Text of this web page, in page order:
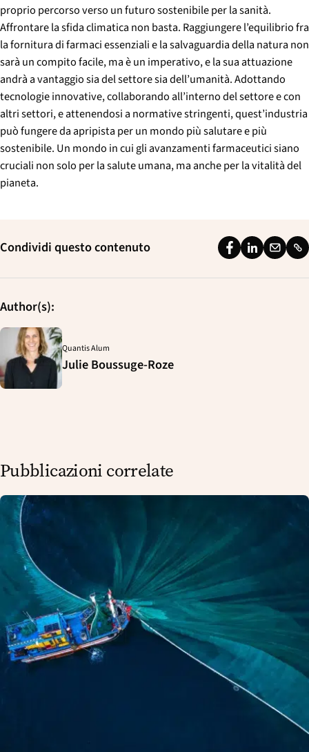
proprio percorso verso un futuro sostenibile per la sanità.
Affrontare la sfida climatica non basta. Raggiungere l’equilibrio fra
la fornitura di farmaci essenziali e la salvaguardia della natura non
sarà un compito facile, ma è un imperativo, e la sua attuazione
andrà a vantaggio sia del settore sia dell’umanità. Adottando
tecnologie innovative, collaborando all’interno del settore e con
altri settori, e attenendosi a normative stringenti, quest’industria
può fungere da apripista per un mondo più salutare e più
sostenibile. Un mondo in cui gli avanzamenti farmaceutici siano
cruciali non solo per la salute umana, ma anche per la vitalità del
pianeta.
Condividi questo contenuto
F
a
L
i
E
m
L
i
Author(s):
Quantis Alum
Julie Boussuge-Roze
Pubblicazioni correlate